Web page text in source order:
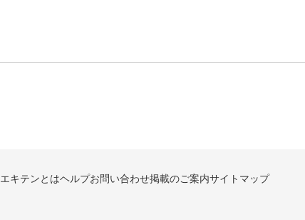
エキテンとはヘルプお問い合わせ掲載のご案内サイトマップ